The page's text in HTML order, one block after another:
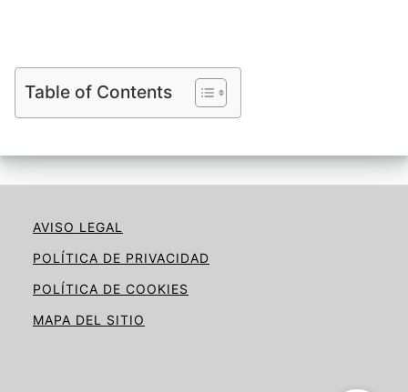
Table of Contents
AVISO LEGAL
POLÍTICA DE PRIVACIDAD
POLÍTICA DE COOKIES
MAPA DEL SITIO